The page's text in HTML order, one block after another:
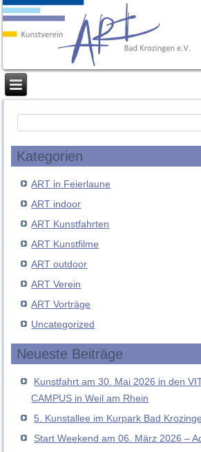
Kategorien
ART in Feierlaune
ART indoor
ART Kunstfahrten
ART Kunstfilme
ART outdoor
ART Verein
ART Vorträge
Uncategorized
Neueste Beiträge
Kunstfahrt am 30. Mai 2026 in den
CAMPUS in Weil am Rhein
5. Kunstallee im Kurpark Bad
Start Weekend am 06. März 2026 –